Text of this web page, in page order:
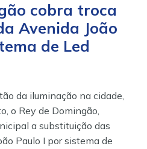
cobra troca
Avenida João
de Led
da iluminação na cidade,
o Rey de Domingão,
a substituição das
Paulo I por sistema de